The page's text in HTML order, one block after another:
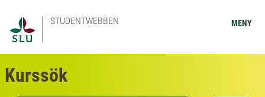
STUDENTWEBBEN MENY
Kurssök